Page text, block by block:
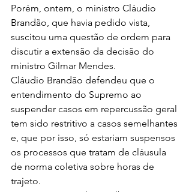
Porém, ontem, o ministro Cláudio
Brandão, que havia pedido vista,
suscitou uma questão de ordem para
discutir a extensão da decisão do
ministro Gilmar Mendes.
Cláudio Brandão defendeu que o
entendimento do Supremo ao
suspender casos em repercussão geral
tem sido restritivo a casos semelhantes
e, que por isso, só estariam suspensos
os processos que tratam de cláusula
de norma coletiva sobre horas de
trajeto.